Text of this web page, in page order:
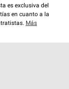
es exclusiva del
en cuanto a la
Más